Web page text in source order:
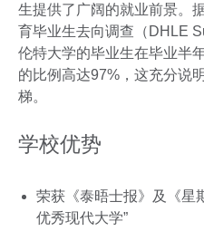
生提供了广阔的就业前景。
育毕业生去向调查（DHLE
伦特大学的毕业生在毕业半
的比例高达97%，这充分说
梯。
学校优势
荣获《泰晤士报》及《星
优秀现代大学”